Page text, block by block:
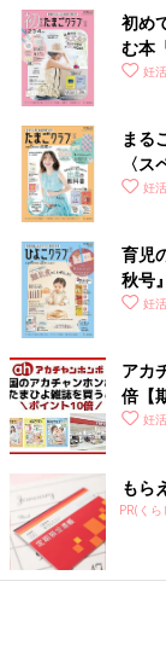
初め
む本
妊活
まる
〈
妊活
育児
秋号
いっ妊活
アカ
倍【
妊活
もら
PR(く